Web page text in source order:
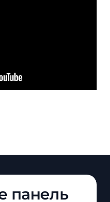
панель